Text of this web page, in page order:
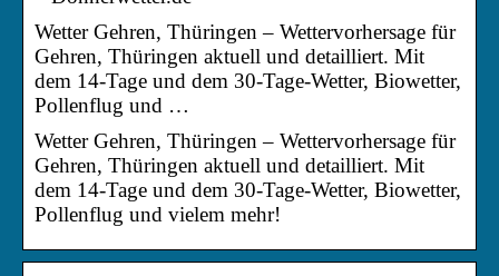
Wetter Gehren, Thüringen – Wettervorhersage für
Gehren, Thüringen aktuell und detailliert. Mit
dem 14-Tage und dem 30-Tage-Wetter, Biowetter,
Pollenflug und …
Wetter Gehren, Thüringen – Wettervorhersage für
Gehren, Thüringen aktuell und detailliert. Mit
dem 14-Tage und dem 30-Tage-Wetter, Biowetter,
Pollenflug und vielem mehr!